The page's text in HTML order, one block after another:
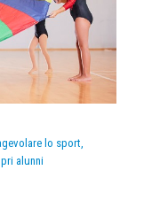
lo sport,
alunni